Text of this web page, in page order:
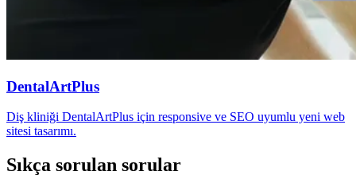
DentalArtPlus
Diş kliniği DentalArtPlus için responsive ve SEO uyumlu yeni web
sitesi tasarımı.
Sıkça sorulan sorular